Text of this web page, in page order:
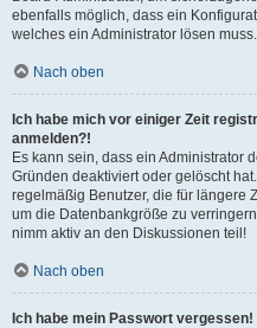
ebenfalls möglich, dass ein
welches ein Administrator lösen muss.
Nach oben
Ich habe mich vor einiger Zeit
anmelden?!
Es kann sein, dass ein Administrator
Gründen deaktiviert oder gelöscht
regelmäßig Benutzer, die für längere
um die Datenbankgröße zu
nimm aktiv an den Diskussionen teil!
Nach oben
Ich habe mein Passwort vergessen!